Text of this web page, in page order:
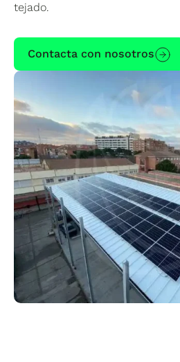
tejado.
Contacta con nosotros